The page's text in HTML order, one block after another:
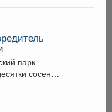
парк
сосен